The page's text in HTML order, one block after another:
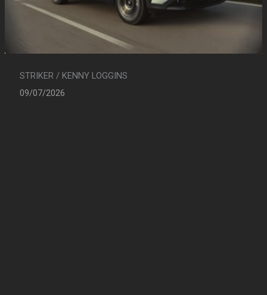
STRIKER / KENNY LOGGINS
09/07/2026